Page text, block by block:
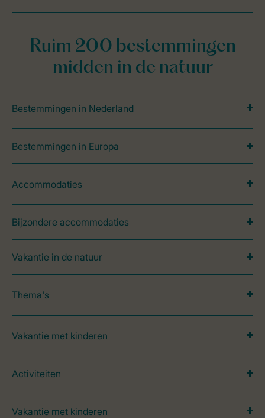
Ruim 200 bestemmingen
midden in de natuur
Bestemmingen in Nederland
Bestemmingen in Europa
Accommodaties
Bijzondere accommodaties
Vakantie in de natuur
Thema's
Vakantie met kinderen
Activiteiten
Vakantie met kinderen